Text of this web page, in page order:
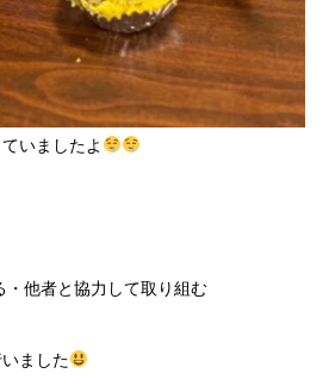
いましたよ
・他者と協力して取り組む
ました